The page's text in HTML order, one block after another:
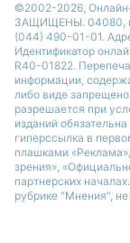
©2002-2026,
ЗАЩИЩЕНЫ. 04080,
(044) 490-01-01.
Идентификатор
R40-01822.
информации,
либо виде
разрешается при
изданий
гиперссылка в
плашками
зрения»,
партнерских
рубрике "Мнения",